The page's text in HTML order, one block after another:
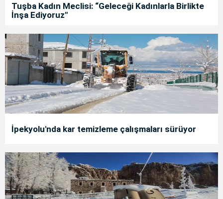
Tuşba Kadın Meclisi: “Geleceği Kadınlarla Birlikte
İnşa Ediyoruz"
İpekyolu'nda kar temizleme çalışmaları sürüyor